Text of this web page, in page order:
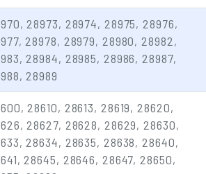
28973, 28974, 28975, 28976,
28978, 28979, 28980, 28982,
28984, 28985, 28986, 28987,
28989
28610, 28613, 28619, 28620,
28627, 28628, 28629, 28630,
28634, 28635, 28638, 28640,
28645, 28646, 28647, 28650,